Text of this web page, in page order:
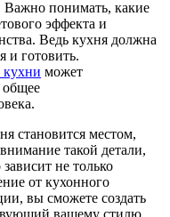
Важно понимать, какие
эффекта и
Ведь кухня должна
и готовить.
кухни может
общее
становится местом,
такой детали,
не только
от кухонного
вы сможете создать